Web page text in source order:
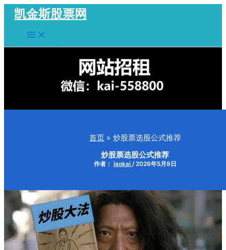
容
凯金斯股票网
Main
Menu
首页 炒股票选股公式推荐
炒股票选股公式推荐
作者： laokai /2026年5月9日